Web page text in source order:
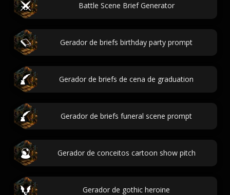
Battle Scene Brief Generator
Gerador de briefs birthday party prompt
Gerador de briefs de cena de graduation
Gerador de briefs funeral scene prompt
Gerador de conceitos cartoon show pitch
Gerador de gothic heroine